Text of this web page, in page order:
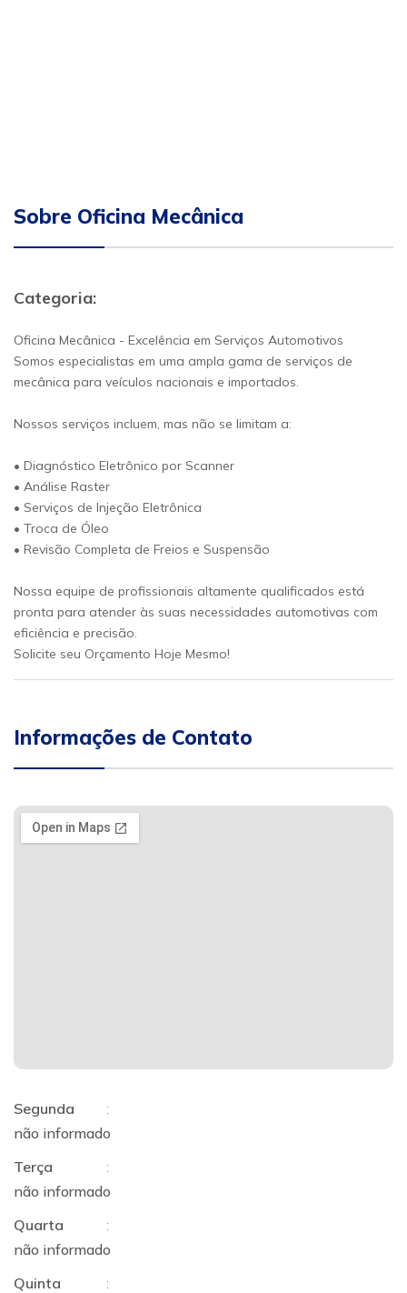
Sobre Oficina Mecânica
Categoria:
Oficina Mecânica - Excelência em Serviços Automotivos
Somos especialistas em uma ampla gama de serviços de
mecânica para veículos nacionais e importados.
Nossos serviços incluem, mas não se limitam a:
• Diagnóstico Eletrônico por Scanner
• Análise Raster
• Serviços de Injeção Eletrônica
• Troca de Óleo
• Revisão Completa de Freios e Suspensão
Nossa equipe de profissionais altamente qualificados está
pronta para atender às suas necessidades automotivas com
eficiência e precisão.
Solicite seu Orçamento Hoje Mesmo!
Informações de Contato
Segunda
:
não informado
Terça
:
não informado
Quarta
:
não informado
Quinta
: